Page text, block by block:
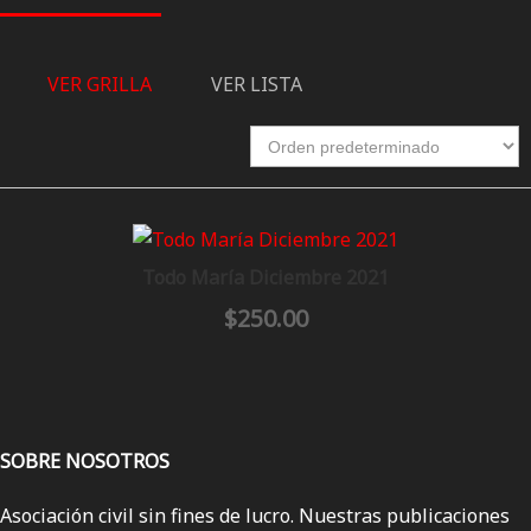
VER GRILLA VER LISTA
$250.00
SOBRE NOSOTROS
Asociación civil sin fines de lucro. Nuestras publicaciones